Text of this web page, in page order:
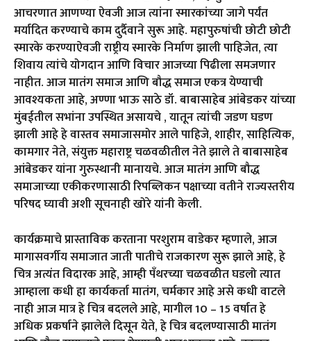
आचरणात आणण्या ऐवजी आज त्यांना स्मारकांच्या जागे पर्यंत
मर्यादित करण्याचे काम दुर्दैवाने सुरू आहे. महापुरुषांची छोटी छोटी
स्मारके करण्याऐवजी राष्ट्रीय स्मारके निर्माण झाली पाहिजेत, त्या
शिवाय त्यांचे योगदान आणि विचार आजच्या पिढीला समजणार
नाहीत. आज मातंग समाज आणि बौद्ध समाज एकत्र येण्याची
आवश्यकता आहे, अण्णा भाऊ साठे डॉ. बाबासाहेब आंबेडकर यांच्या
मुंबईतील सभांना उपस्थित असायचे , यातून त्यांची जडण घडण
झाली आहे हे वास्तव समाजासमोर आले पाहिजे, शाहीर, साहित्यिक,
कामगार नेते, संयुक्त महाराष्ट्र चळवळीतील नेते झाले ते बाबासाहेब
आंबेडकर यांना गुरुस्थानी मानायचे. आज मातंग आणि बौद्ध
समाजाच्या एकीकरणासाठी रिपब्लिकन पक्षाच्या वतीने राज्यस्तरीय
परिषद घ्यावी अशी सूचनाही खोरे यांनी केली.
कार्यक्रमाचे प्रास्ताविक करताना परशुराम वाडेकर म्हणाले, आज
मागासवर्गीय समाजात जाती पातीचे राजकारण सुरू झाले आहे, हे
चित्र अत्यंत विदारक आहे, आम्ही पँथरच्या चळवळीत घडलो त्यात
आम्हाला कधी हा कार्यकर्ता मातंग, चर्मकार आहे असे कधी वाटले
नाही आज मात्र हे चित्र बदलले आहे, मागील 10 – 15 वर्षात हे
अधिक प्रकर्षाने झालेले दिसून येते, हे चित्र बदलण्यासाठी मातंग